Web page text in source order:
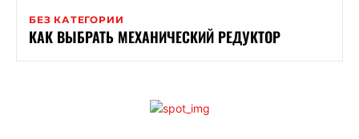
БЕЗ КАТЕГОРИИ
КАК ВЫБРАТЬ МЕХАНИЧЕСКИЙ РЕДУКТОР